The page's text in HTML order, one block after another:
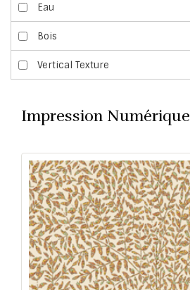
Eau
Bois
Vertical Texture
Impression Numérique